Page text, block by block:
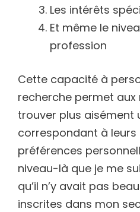
Les intérêts
Et même le
profession
Cette capacité à
recherche permet
trouver plus aisément
correspondant à
préférences
niveau-là que je me
qu’il n’y avait pas
inscrites dans mon